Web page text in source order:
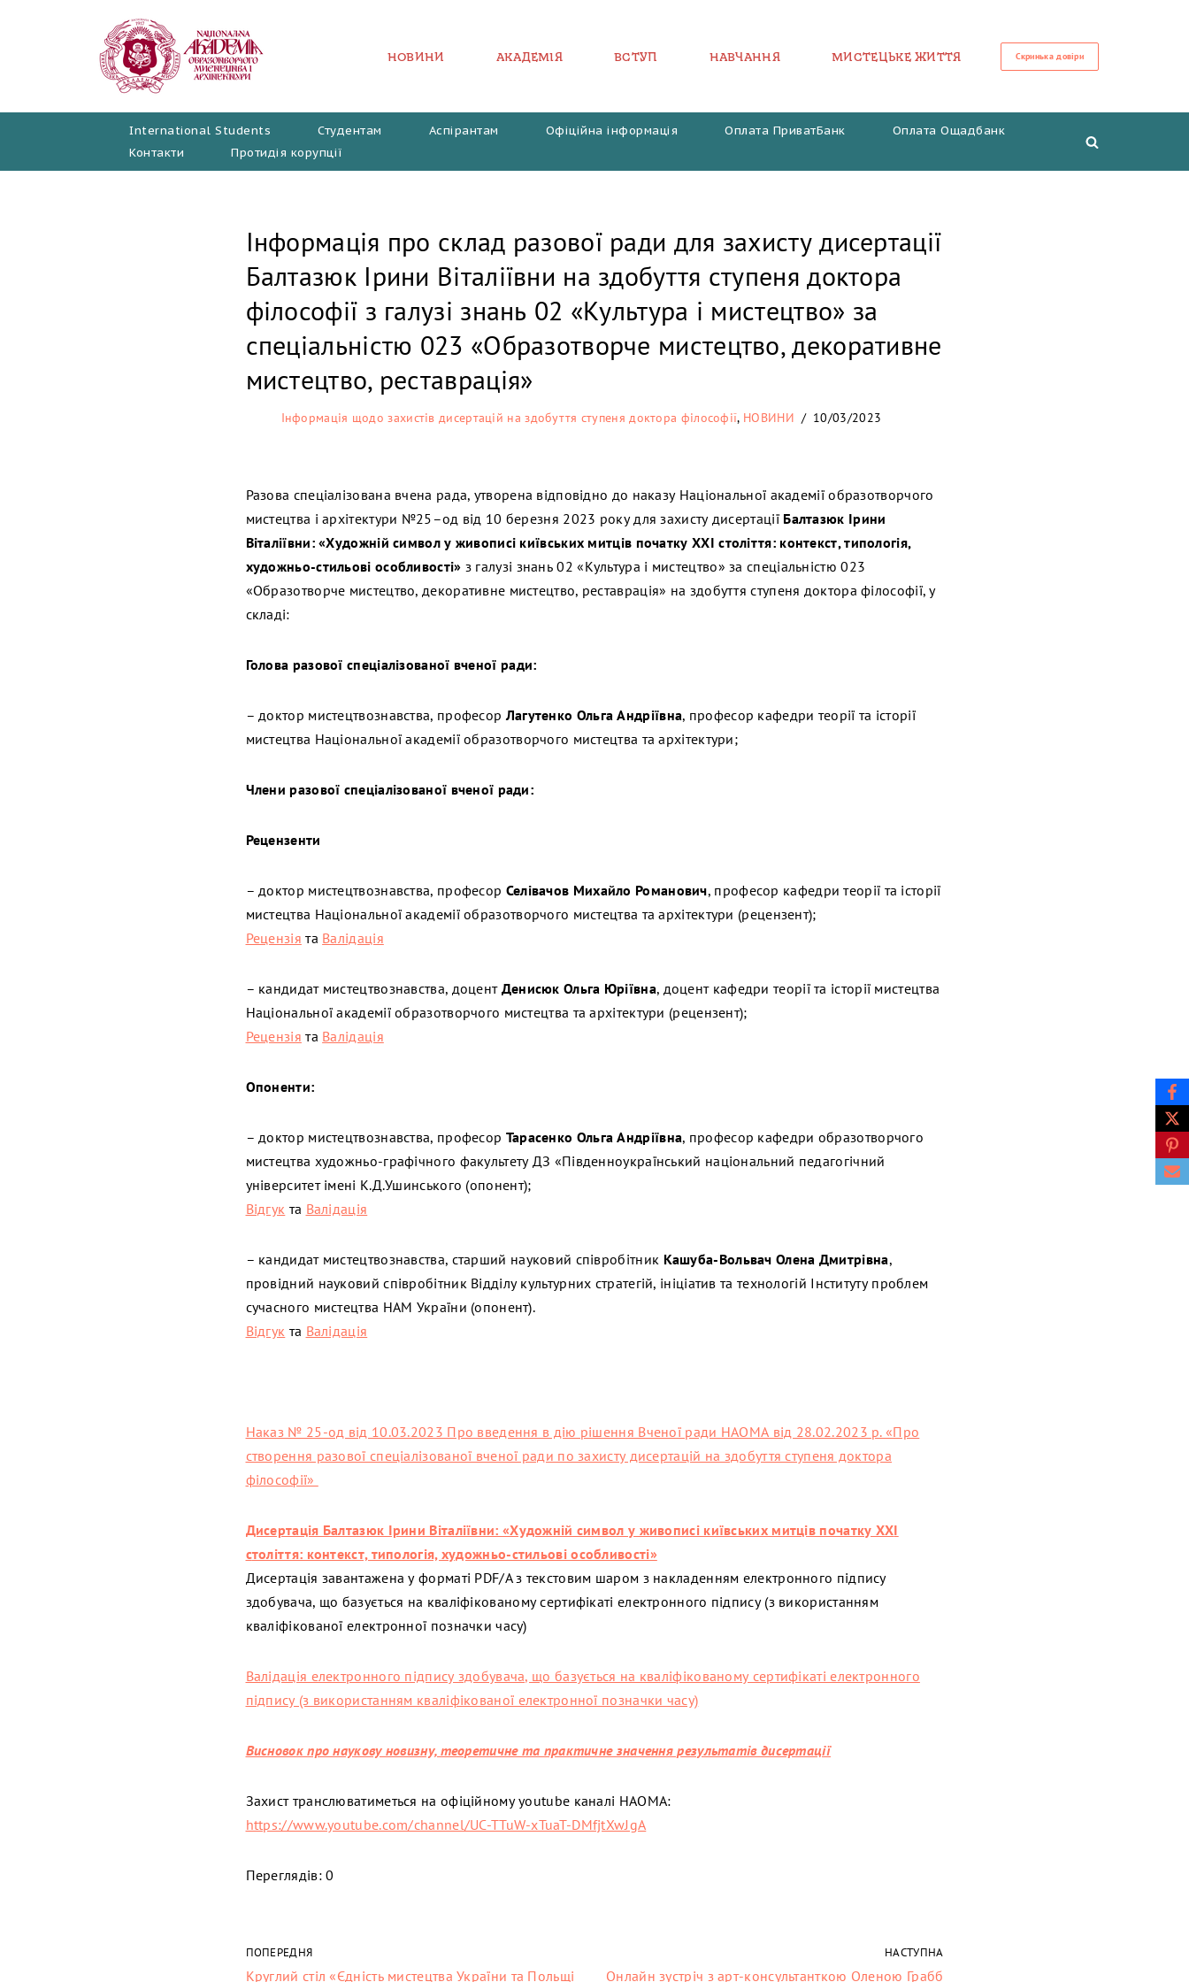
НОВИНИ АКАДЕМІЯ ВСТУП НАВЧАННЯ МИСТЕЦЬКЕ ЖИТТЯ Скринька довіри
International Students Студентам Аспірантам Офіційна інформація Оплата ПриватБанк
Оплата Ощадбанк
Контакти
Протидія корупції
Інформація про склад разової ради для захисту дисертації
Балтазюк Ірини Віталіївни на здобуття ступеня доктора
філософії з галузі знань 02 «Культура і мистецтво» за
спеціальністю 023 «Образотворче мистецтво, декоративне
мистецтво, реставрація»
Інформація щодо захистів дисертацій на здобуття ступеня доктора філософії, НОВИНИ 10/03/2023
Разова спеціалізована вчена рада, утворена відповідно до наказу Національної академії образотворчого
мистецтва і архітектури №25–од від 10 березня 2023 року для захисту дисертації Балтазюк Ірини
Віталіївни: «Художній символ у живописі київських митців початку ХХI cтоліття: контекст, типологія,
художньо-стильові особливості» з галузі знань 02 «Культура і мистецтво» за спеціальністю 023
«Образотворче мистецтво, декоративне мистецтво, реставрація» на здобуття ступеня доктора філософії, у
складі:
Голова разової спеціалізованої вченої ради:
– доктор мистецтвознавства, професорЛагутенко Ольга Андріївна, професор кафедри теорії та історії
мистецтва Національної академії образотворчого мистецтва та архітектури;
Члени разової спеціалізованої вченої ради:
Рецензенти
– доктор мистецтвознавства, професор Селівачов Михайло Романович, професор кафедри теорії та історії
мистецтва Національної академії образотворчого мистецтва та архітектури (рецензент);
Рецензія та Валідація
– кандидат мистецтвознавства, доцент Денисюк Ольга Юріївна, доцент кафедри теорії та історії мистецтва
Національної академії образотворчого мистецтва та архітектури (рецензент);
Рецензія та Валідація
Опоненти:
– доктор мистецтвознавства, професор Тарасенко Ольга Андріївна, професор кафедри образотворчого
мистецтва художньо-графічного факультету ДЗ «Південноукраїнський національний педагогічний
університет імені К.Д.Ушинського (опонент);
Відгук та Валідація
– кандидат мистецтвознавства, старший науковий співробітник Кашуба-Вольвач Олена Дмитрівна,
провідний науковий співробітник Відділу культурних стратегій, ініціатив та технологій Інституту проблем
сучасного мистецтва НАМ України (опонент).
Відгук та Валідація
Наказ № 25-од від 10.03.2023 Про введення в дію рішення Вченої ради НАОМА від 28.02.2023 р. «Про
створення разової спеціалізованої вченої ради по захисту дисертацій на здобуття ступеня доктора
філософії»
Дисертація Балтазюк Ірини Віталіївни: «Художній символ у живописі київських митців початку ХХI
cтоліття: контекст, типологія, художньо-стильові особливості»
Дисертація завантажена у форматі PDF/A з текстовим шаром з накладенням електронного підпису
здобувача, що базується на кваліфікованому сертифікаті електронного підпису (з використанням
кваліфікованої електронної позначки часу)
Валідація електронного підпису здобувача, що базується на кваліфікованому сертифікаті електронного
підпису (з використанням кваліфікованої електронної позначки часу)
Висновок про наукову новизну, теоретичне та практичне значення результатів дисертації
Захист транслюватиметься на офіційному youtube каналі НАОМА:
https://www.youtube.com/channel/UC-TTuW-xTuaT-DMfjtXwJgA
Переглядів: 0
ПОПЕРЕДНЯ
Круглий стіл «Єдність мистецтва України та Польщі
НАСТУПНА
Онлайн зустріч з арт-консультанткою Оленою Грабб